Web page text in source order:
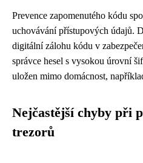
Prevence zapomenutého kódu
uchovávání přístupových údajů.
digitální zálohu kódu v
správce hesel s vysokou úrovní
uložen mimo domácnost,
Nejčastější chyby při
trezorů